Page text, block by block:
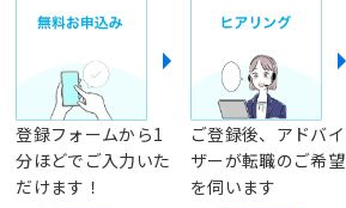
登録フォームから1
分ほどでご入力いた
だけます！
ご登録後、アドバイ
ザーが転職のご希望
を伺います